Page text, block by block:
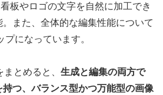
板やロゴの文字を自然に加工でき
また、全体的な編集性能について
プになっています。
とめると、 生成と編集の両方で
持つ、バランス型かつ万能型の画像